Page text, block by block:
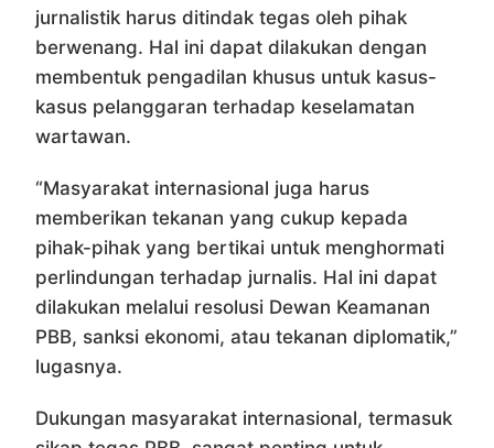
jurnalistik harus ditindak tegas oleh pihak
berwenang. Hal ini dapat dilakukan dengan
membentuk pengadilan khusus untuk kasus-
kasus pelanggaran terhadap keselamatan
wartawan.
“Masyarakat internasional juga harus
memberikan tekanan yang cukup kepada
pihak-pihak yang bertikai untuk menghormati
perlindungan terhadap jurnalis. Hal ini dapat
dilakukan melalui resolusi Dewan Keamanan
PBB, sanksi ekonomi, atau tekanan diplomatik,”
lugasnya.
Dukungan masyarakat internasional, termasuk